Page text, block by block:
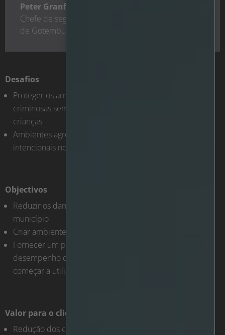
Peter Granfeldt
Chefe de segurança das escolas primárias
de Gotemburgo
Desafios
Proteger os ambientes escolares de actividades
criminosas sem interferir na privacidade pessoal das
crianças
Ambientes agressivos propensos a tentativas de danos
intencionais no equipamento da câmara
Objectivos
Reduzir os danos e os custos do vandalismo para o
município
Criar ambientes seguros para estudantes e professores
Fornecer um pacote de produtos de elevado
desempenho que seja fácil de utilizar e rápido de
começar a utilizar
Valor para o cliente
Redução dos custos dos danos causados por vandalismo